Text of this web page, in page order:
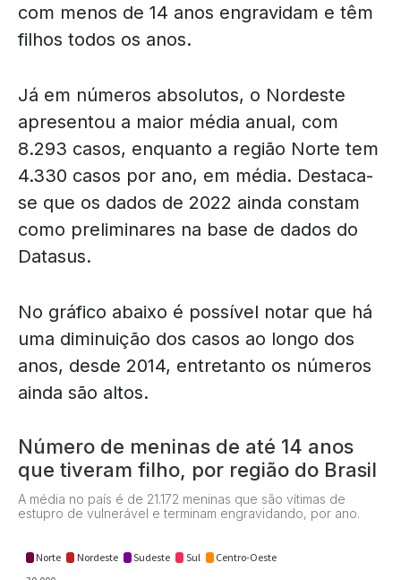
com menos de 14 anos engravidam e têm
filhos todos os anos.
Já em números absolutos, o Nordeste
apresentou a maior média anual, com
8.293 casos, enquanto a região Norte tem
4.330 casos por ano, em média. Destaca-
se que os dados de 2022 ainda constam
como preliminares na base de dados do
Datasus.
No gráfico abaixo é possível notar que há
uma diminuição dos casos ao longo dos
anos, desde 2014, entretanto os números
ainda são altos.
Número de meninas de até 14 anos
que tiveram filho, por região do Brasil
A média no país é de 21.172 meninas que são vítimas de
estupro de vulnerável e terminam engravidando, por ano.